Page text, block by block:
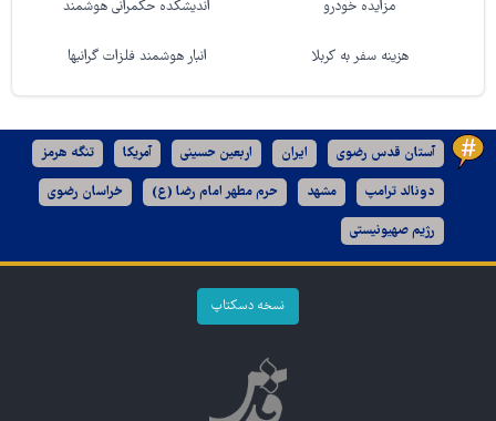
مزایده خودرو اندیشکده حکمرانی هوشمند
هزینه سفر به کربلا انبار هوشمند فلزات گرانبها
آستان قدس رضوی ایران اربعین حسینی آمریکا تنگه هرمز
دونالد ترامپ مشهد حرم مطهر امام رضا (ع) خراسان رضوی
رژیم صهیونیستی
نسخه دسکتاپ